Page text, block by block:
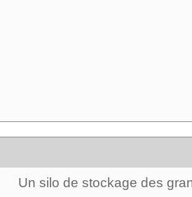
Un silo de stockage des